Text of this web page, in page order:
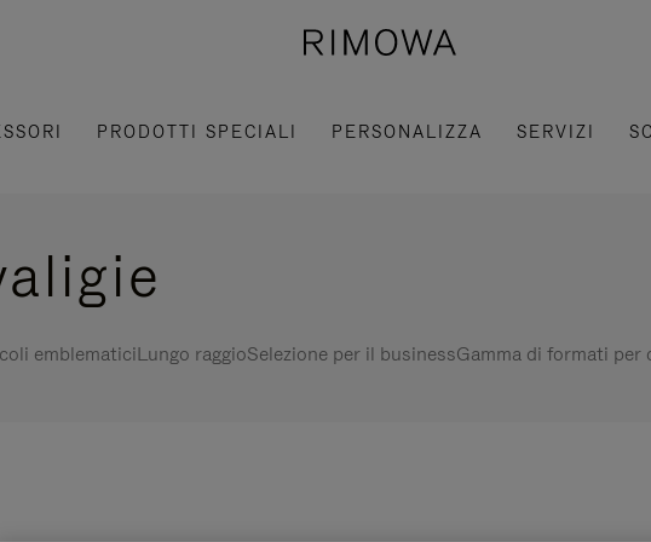
PRODOTTI SPECIALI PERSONALIZZA SERVIZI
emblematiciLungo raggioSelezione per il businessGamma di formati per